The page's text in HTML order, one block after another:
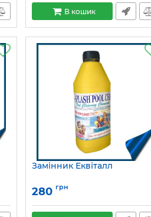
В кошик
Замінник Еквіталл
280 грн